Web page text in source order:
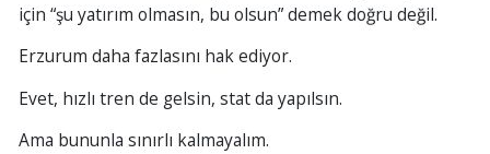
için “şu yatırım olmasın, bu olsun” demek doğru değil.
Erzurum daha fazlasını hak ediyor.
Evet, hızlı tren de gelsin, stat da yapılsın.
Ama bununla sınırlı kalmayalım.